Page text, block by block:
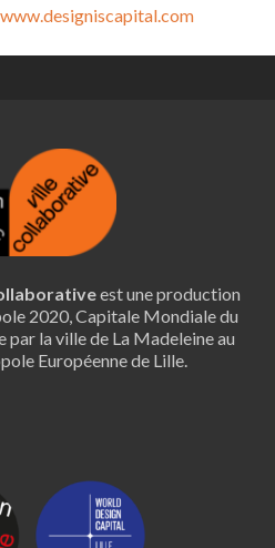
www.designiscapital.com
est une production
2020, Capitale Mondiale du
par la ville de La Madeleine au
Européenne de Lille.